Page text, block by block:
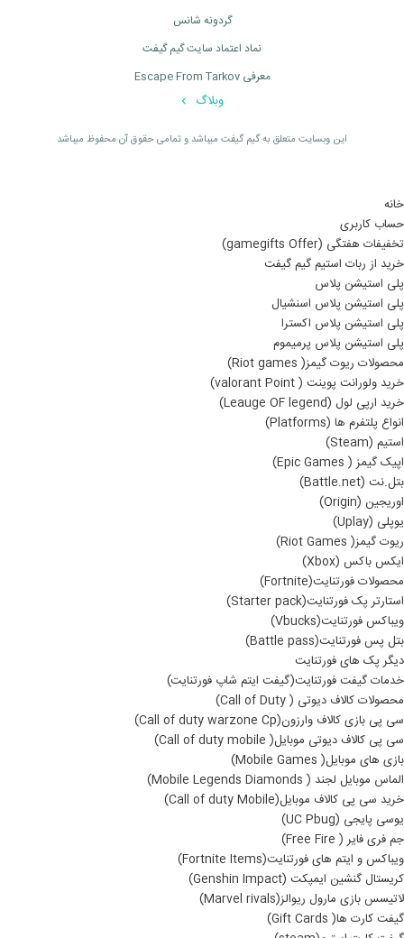
گردونه شانس
نماد اعتماد سایت گیم گیفت
معرفی Escape From Tarkov
وبلاگ
اين وبسايت متعلق به گیم گیفت ميباشد و تمامی حقوق آن محفوظ ميباشد
خانه
حساب کاربری
تخفیفات هفتگی (gamegifts Offer)
خرید از ربات استیم گیم گیفت
پلی استیشن پلاس
پلی استیشن پلاس اسنشیال
پلی استیشن پلاس اکسترا
پلی استیشن پلاس پرمیموم
محصولات ریوت گیمز( Riot games)
خرید ولورانت پوینت ( valorant Point)
خرید ارپی لول (Leauge OF legend)
انواع پلتفرم ها (Platforms)
استیم (Steam)
اپیک گیمز ( Epic Games)
بتل.نت (Battle.net)
اوریجین (Origin)
یوپلی (Uplay)
ریوت گیمز( Riot Games)
ایکس باکس (Xbox)
محصولات فورتنایت(Fortnite)
استارتر پک فورتنایت(Starter pack)
ویباکس فورتنایت(Vbucks)
بتل پس فورتنایت(Battle pass)
دیگر پک های فورتنایت
خدمات گیفت فورتنایت(گیفت ایتم شاپ فورتنایت)
محصولات کالاف دیوتی ( Call of Duty)
سی پی بازی کالاف وارزون(Call of duty warzone Cp)
سی پی کالاف دیوتی موبایل( Call of duty mobile)
بازی های موبایل( Mobile Games)
الماس موبایل لجند ( Mobile Legends Diamonds)
خرید سی پی کالاف موبایل(Call of duty Mobile)
یوسی پایجی (UC Pbug)
جم فری فایر ( Free Fire)
ویباکس و ایتم های فورتنایت(Fortnite Items)
کریستال گنشین ایمپکت (Genshin Impact)
لاتیسس بازی مارول ریوالز(Marvel rivals)
گیفت کارت ها( Gift Cards)